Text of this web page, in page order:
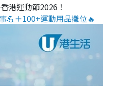
港運動節2026！
💪＋100+運動用品攤位🔥